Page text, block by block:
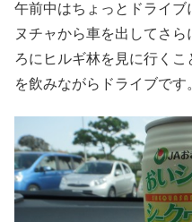
午前中はちょっとドライ
ヌチャから車を出してさ
ろにヒルギ林を見に行く
を飲みながらドライブです